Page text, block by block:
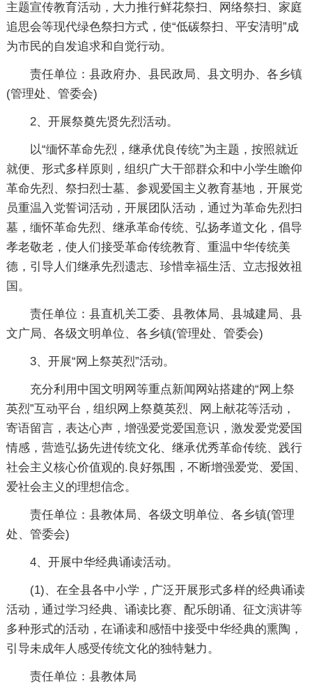
主题宣传教育活动，大力推行鲜花祭扫、网络祭扫、家庭
追思会等现代绿色祭扫方式，使“低碳祭扫、平安清明”成
为市民的自发追求和自觉行动。
责任单位：县政府办、县民政局、县文明办、各乡镇
(管理处、管委会)
2、开展祭奠先贤先烈活动。
以“缅怀革命先烈，继承优良传统”为主题，按照就近
就便、形式多样原则，组织广大干部群众和中小学生瞻仰
革命先烈、祭扫烈士墓、参观爱国主义教育基地，开展党
员重温入党誓词活动，开展团队活动，通过为革命先烈扫
墓，缅怀革命先烈、继承革命传统、弘扬孝道文化，倡导
孝老敬老，使人们接受革命传统教育、重温中华传统美
德，引导人们继承先烈遗志、珍惜幸福生活、立志报效祖
国。
责任单位：县直机关工委、县教体局、县城建局、县
文广局、各级文明单位、各乡镇(管理处、管委会)
3、开展“网上祭英烈”活动。
充分利用中国文明网等重点新闻网站搭建的“网上祭
英烈”互动平台，组织网上祭奠英烈、网上献花等活动，
寄语留言，表达心声，增强爱党爱国意识，激发爱党爱国
情感，营造弘扬先进传统文化、继承优秀革命传统、践行
社会主义核心价值观的.良好氛围，不断增强爱党、爱国、
爱社会主义的理想信念。
责任单位：县教体局、各级文明单位、各乡镇(管理
处、管委会)
4、开展中华经典诵读活动。
(1)、在全县各中小学，广泛开展形式多样的经典诵读
活动，通过学习经典、诵读比赛、配乐朗诵、征文演讲等
多种形式的活动，在诵读和感悟中接受中华经典的熏陶，
引导未成年人感受传统文化的独特魅力。
责任单位：县教体局